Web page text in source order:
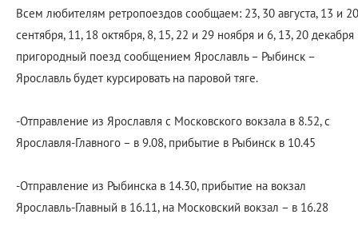
Всем любителям ретропоездов сообщаем: 23, 30 августа, 13 и 20
сентября, 11, 18 октября, 8, 15, 22 и 29 ноября и 6, 13, 20 декабря
пригородный поезд сообщением Ярославль – Рыбинск –
Ярославль будет курсировать на паровой тяге.
-Отправление из Ярославля с Московского вокзала в 8.52, с
Ярославля-Главного – в 9.08, прибытие в Рыбинск в 10.45
-Отправление из Рыбинска в 14.30, прибытие на вокзал
Ярославль-Главный в 16.11, на Московский вокзал – в 16.28